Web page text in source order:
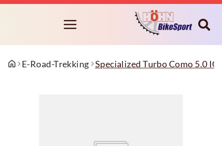
E-Road-Trekking Specialized Turbo Como 5.0